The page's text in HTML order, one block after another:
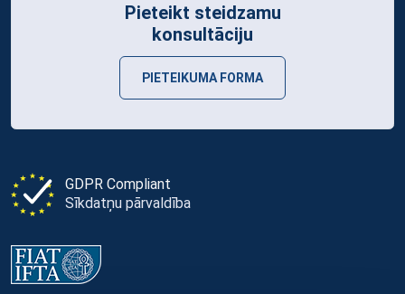
GDPR Compliant
Sīkdatņu pārvaldība
Pieteikt steidzamu
konsultāciju
PIETEIKUMA FORMA